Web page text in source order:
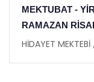
MEKTUBAT -
RAMAZAN
HİDAYET MEKTEBİ